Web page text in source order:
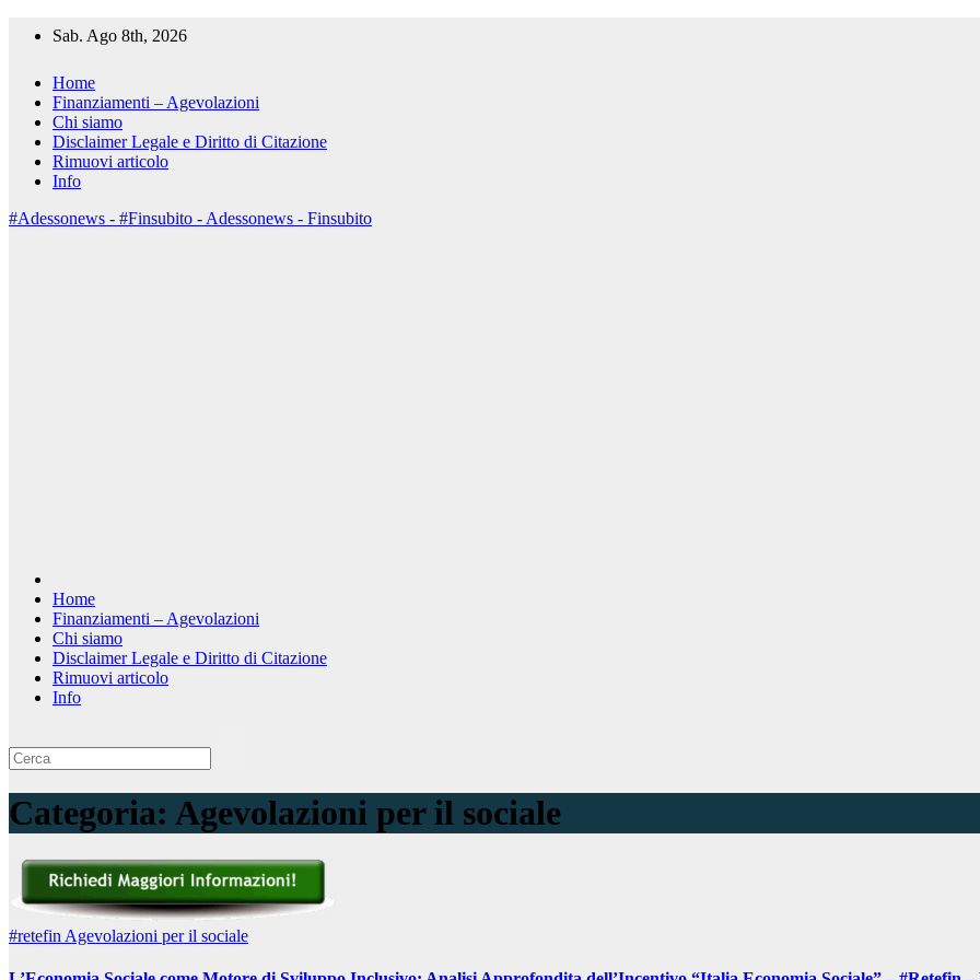
Sab. Ago 8th, 2026
Home
Finanziamenti – Agevolazioni
Chi siamo
Disclaimer Legale e Diritto di Citazione
Rimuovi articolo
Info
#Adessonews - #Finsubito - Adessonews - Finsubito
Home
Finanziamenti – Agevolazioni
Chi siamo
Disclaimer Legale e Diritto di Citazione
Rimuovi articolo
Info
Categoria: Agevolazioni per il sociale
#retefin Agevolazioni per il sociale